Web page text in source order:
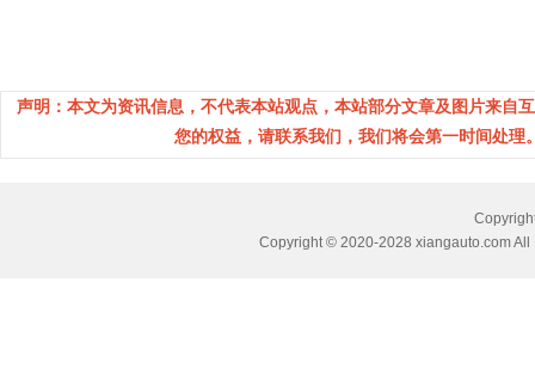
声明：本文为资讯信息，不代表本站观点，本站部分文章及图片来自
您的权益，请联系我们，我们将会第一时间处
Copyright © 2020-2028 xiangauto.com